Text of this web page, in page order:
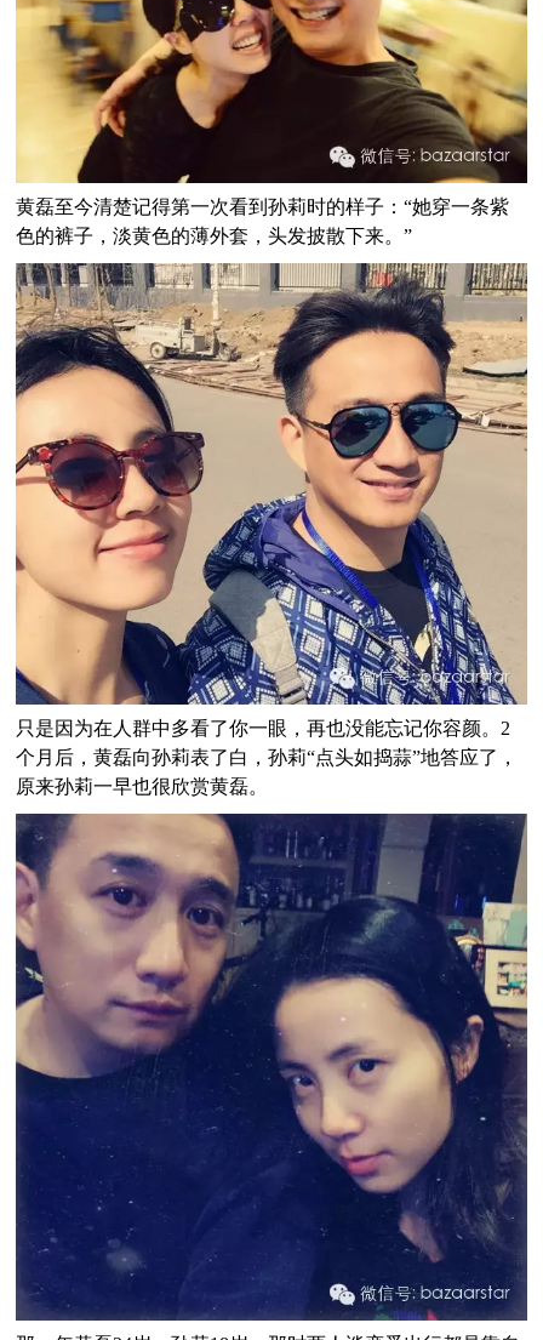
黄磊至今清楚记得第一次看到孙莉时的样子：“她穿一条紫
色的裤子，淡黄色的薄外套，头发披散下来。”
只是因为在人群中多看了你一眼，再也没能忘记你容颜。2
个月后，黄磊向孙莉表了白，孙莉“点头如捣蒜”地答应了，
原来孙莉一早也很欣赏黄磊。